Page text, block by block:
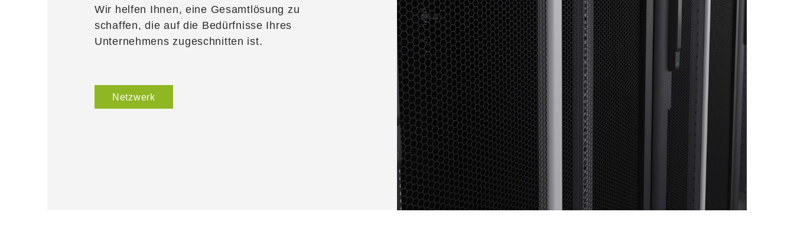
Wir helfen Ihnen, eine Gesamtlösung zu
schaffen, die auf die Bedürfnisse Ihres
Unternehmens zugeschnitten ist.
Netzwerk